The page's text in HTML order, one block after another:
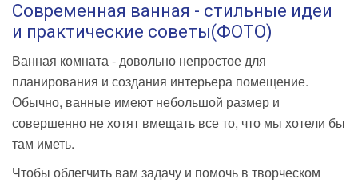
Современная ванная - стильные идеи
и практические советы(ФОТО)
Ванная комната - довольно непростое для
планирования и создания интерьера помещение.
Обычно, ванные имеют небольшой размер и
совершенно не хотят вмещать все то, что мы хотели бы
там иметь.
Чтобы облегчить вам задачу и помочь в творческом